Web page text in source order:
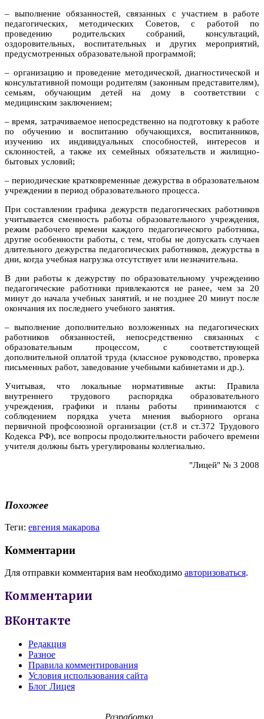
– выполнение обязанностей, связанных с участием в работе
педагогических, методических Советов, с работой по
проведению родительских собраний, консультаций,
оздоровительных, воспитательных и других мероприятий,
предусмотренных образовательной программой;
– организацию и проведение методической, диагностической и
консультативной помощи родителям (законным представителям),
семьям, обучающим детей на дому в соответствии с
медицинским заключением;
– время, затрачиваемое непосредственно на подготовку к работе
по обучению и воспитанию обучающихся, воспитанников,
изучению их индивидуальных способностей, интересов и
склонностей, а также их семейных обязательств и жилищно-
бытовых условий;
– периодические кратковременные дежурства в образовательном
учреждении в период образовательного процесса.
При составлении графика дежурств педагогических работников
учитывается сменность работы образовательного учреждения,
режим рабочего времени каждого педагогического работника,
другие особенности работы, с тем, чтобы не допускать случаев
длительного дежурства педагогических работников, дежурства в
дни, когда учебная нагрузка отсутствует или незначительна.
В дни работы к дежурству по образовательному учреждению
педагогические работники привлекаются не ранее, чем за 20
минут до начала учебных занятий, и не позднее 20 минут после
окончания их последнего учебного занятия.
– выполнение дополнительно возложенных на педагогических
работников обязанностей, непосредственно связанных с
образовательным процессом, с соответствующей
дополнительной оплатой труда (классное руководство, проверка
письменных работ, заведование учебными кабинетами и др.).
Учитывая, что локальные нормативные акты: Правила
внутреннего трудового распорядка образовательного
учреждения, графики и планы работы принимаются с
соблюдением порядка учета мнения выборного органа
первичной профсоюзной организации (ст.8 и ст.372 Трудового
Кодекса РФ), все вопросы продолжительности рабочего времени
учителя должны быть урегулированы коллегиально.
"Лицей" № 3 2008
Похожее
Теги: евгения макарова
Комментарии
Для отправки комментария вам необходимо авторизоваться.
Комментарии
ВКонтакте
Редакция
Разное
Правила комментирования
Условия использования сайта
Блог Лицея
Разработка